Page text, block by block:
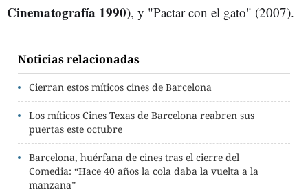
Cinematografía 1990), y "Pactar con el gato" (2007).
Noticias relacionadas
Cierran estos míticos cines de Barcelona
Los míticos Cines Texas de Barcelona reabren sus
puertas este octubre
Barcelona, huérfana de cines tras el cierre del
Comedia: “Hace 40 años la cola daba la vuelta a la
manzana”